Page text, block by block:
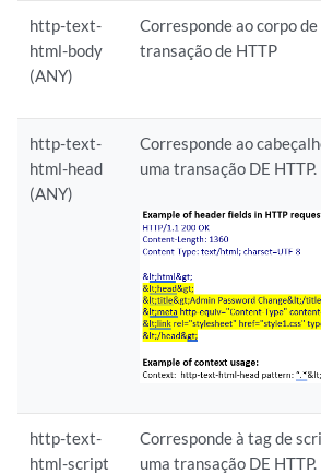
http-text-
html-body
(ANY)
Corresponde ao corpo
transação de HTTP
http-text-
html-head
(ANY)
Corresponde ao
uma transação DE HTTP.
http-text-
html-script
Corresponde à tag de
uma transação DE HTTP.